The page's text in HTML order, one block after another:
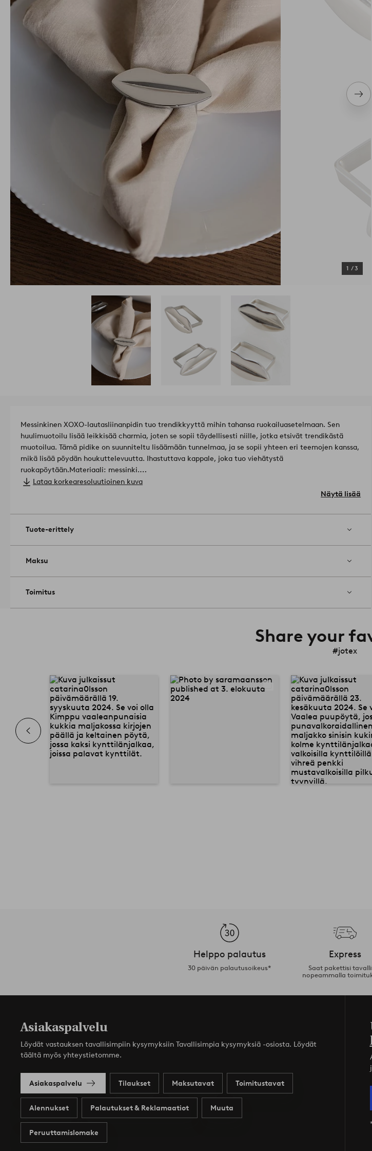
1 /3
Messinkinen XOXO-lautasliinanpidin tuo trendikkyyttä mihin tahansa ruokailuasetelmaan. Sen
huulimuotoilu lisää leikkisää charmia, joten se sopii täydellisesti niille, jotka etsivät trendikästä
muotoilua. Tämä pidike on suunniteltu lisäämään tunnelmaa, ja se sopii yhteen eri teemojen kanssa,
mikä lisää pöydän houkuttelevuutta. Ihastuttava kappale, joka tuo viehätystä
ruokapöytään.Materiaali: messinki.
Leveys: 6.5 cm.
Koko: ø 3.0 cm.Älä käytä mikroaaltouunissa.Tuotenumero: 2231616-02-0
Lataa korkearesoluutioinen kuva
Näytä lisää
Tuote-erittely
Maksu
Toimitus
Share your
#jotex
Helppo palautus
30 päivän palautusoikeus*
Express
Saat pakettisi
nopeammalla
Asiakaspalvelu
Löydät vastauksen tavallisimpiin kysymyksiin Tavallisimpia kysymyksiä -osiosta. Löydät
täältä myös yhteystietomme.
Asiakaspalvelu Tilaukset Maksutavat Toimitustavat
Alennukset Palautukset & Reklamaatiot Muuta
Peruuttamislomake